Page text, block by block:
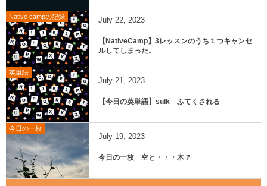
Native campの記録 July 22, 2023
【NativeCamp】3レッスンのうち１つキャンセ
ルしてしまった。
英単語
July 21, 2023
【今日の英単語】sulk ふてくされる
今日の一枚
July 19, 2023
今日の一枚 空と・・・木？